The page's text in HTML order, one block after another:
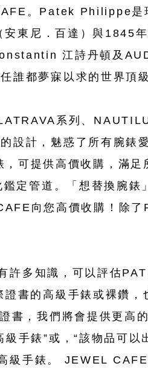
。Patek Philippe是
東尼．百達）與1845
江詩丹頓及
誰都夢寐以求的世界頂
系列、
設計，魅惑了所有腕錶
可提供高價收購，滿足
定管道。「想替換腕錶
向您高價收購！除
許多知識，可以評估
書的高級手錶或裸鑽，
書，我們將會提供更高
手錶”或，“該物品可以
級手錶。 JEWEL